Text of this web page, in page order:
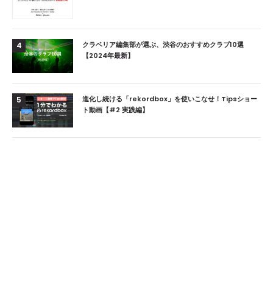
4
クラベリア編集部が選ぶ、渋谷のおすすめクラブ10選
【2024年最新】
5
進化し続ける「rekordbox」を使いこなせ！Tipsショー
ト動画【#2 実践編】